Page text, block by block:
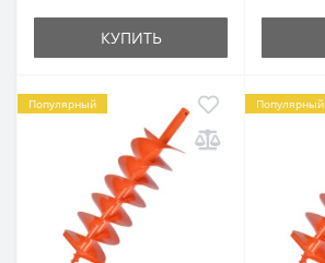
КУПИТЬ
Популярный Популярный